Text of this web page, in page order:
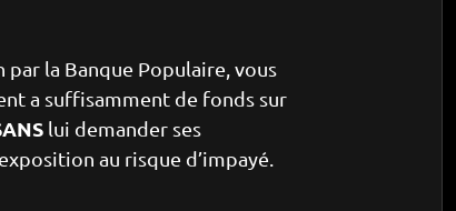
la Banque Populaire, vous
a suffisamment de fonds sur
lui demander ses
au risque d’impayé.